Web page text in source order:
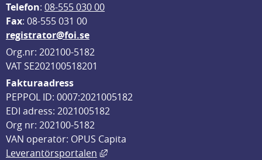
Telefon: 08-555 030 00
Fax: 08-555 031 00
registrator@foi.se
Org.nr: 202100-5182
VAT SE202100518201
Fakturaadress
PEPPOL ID: 0007:2021005182
EDI adress: 2021005182
Org nr: 202100-5182
VAN operatör: OPUS Capita
Leverantörsportalen
Länk till annan webbplats, öppnas